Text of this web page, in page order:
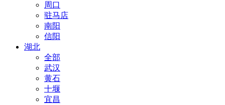
周口
驻马店
南阳
信阳
湖北
全部
武汉
黄石
十堰
宜昌